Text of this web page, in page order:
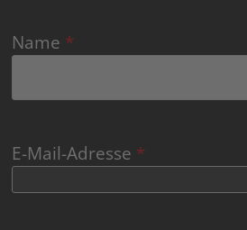
Name *
E-Mail-Adresse *